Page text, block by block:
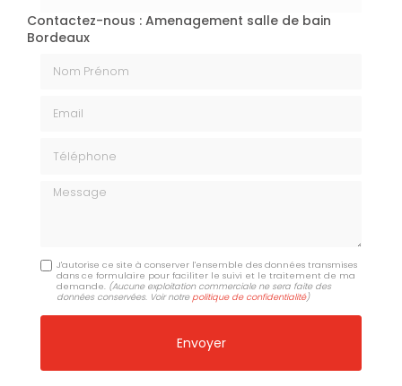
Contactez-nous : Amenagement salle de bain
Bordeaux
Message
J'autorise ce site à conserver l'ensemble des données transmises
dans ce formulaire pour faciliter le suivi et le traitement de ma
demande. (Aucune exploitation commerciale ne sera faite des
données conservées. Voir notrepolitique de confidentialité)